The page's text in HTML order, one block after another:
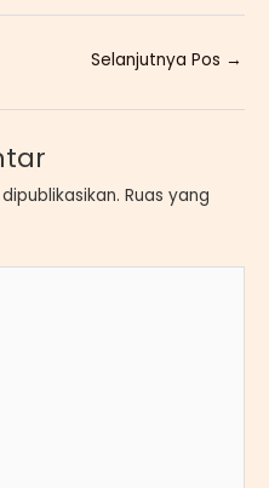
Selanjutnya Pos →
Ruas yang